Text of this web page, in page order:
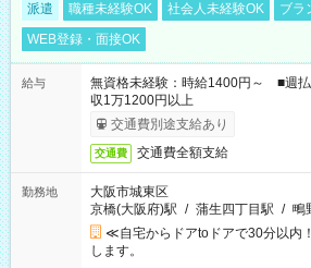
派遣 職種未経験OK 社会人未経験OK
ブラ
WEB登録・面接OK
給与
無資格未経験：時給1400円～ ■週
収1万1200円以上
交通費別途支給あり
交通費 交通費全額支給
勤務地
大阪市城東区
京橋(大阪府)駅 / 蒲生四丁目駅 / 鴫
≪自宅からドアtoドアで30分以内
します。